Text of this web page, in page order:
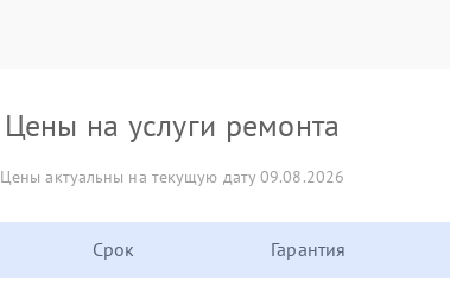
Цены на услуги ремонта
Цены актуальны на текущую дату 09.08.2026
Срок Гарантия